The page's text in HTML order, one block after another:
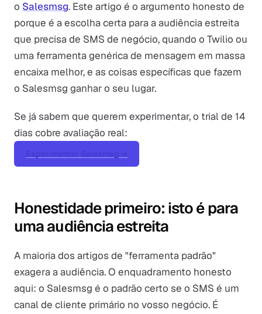
o Salesmsg. Este artigo é o argumento honesto de
porque é a escolha certa para a audiência estreita
que precisa de SMS de negócio, quando o Twilio ou
uma ferramenta genérica de mensagem em massa
encaixa melhor, e as coisas específicas que fazem
o Salesmsg ganhar o seu lugar.
Se já sabem que querem experimentar, o trial de 14
dias cobre avaliação real:
Experimentar Salesmsg →
Honestidade primeiro: isto é para
uma audiência estreita
A maioria dos artigos de "ferramenta padrão"
exagera a audiência. O enquadramento honesto
aqui: o Salesmsg é o padrão certo se o SMS é um
canal de cliente primário no vosso negócio. É